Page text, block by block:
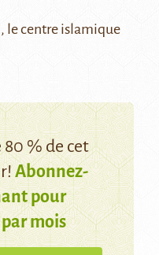
le centre islamique
80 % de cet
Abonnez-
pour
mois